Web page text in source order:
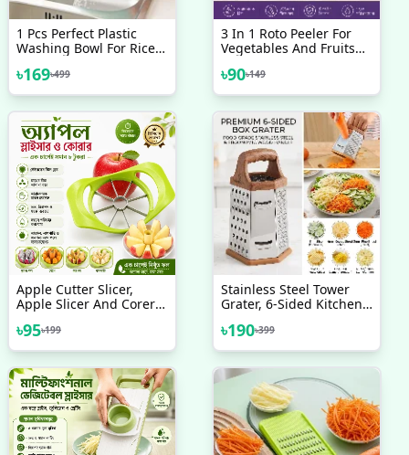
1 Pcs Perfect Plastic
Washing Bowl For Rice
Container - Simplify
Kitchen Prep With This
৳169৳499
3 In 1 Roto Peeler For
Vegetables And Fruits
৳90৳149
Apple Cutter Slicer,
Apple Slicer And Corer
৳95৳199
Stainless Steel Tower
Grater, 6-Sided Kitchen
৳190৳399